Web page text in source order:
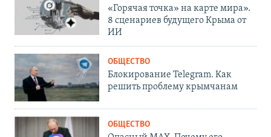
«Горячая точка» на карте мира».
8 сценариев будущего Крыма от
ИИ
ОБЩЕСТВО
Блокирование Telegram. Как
решить проблему крымчанам
ОБЩЕСТВО